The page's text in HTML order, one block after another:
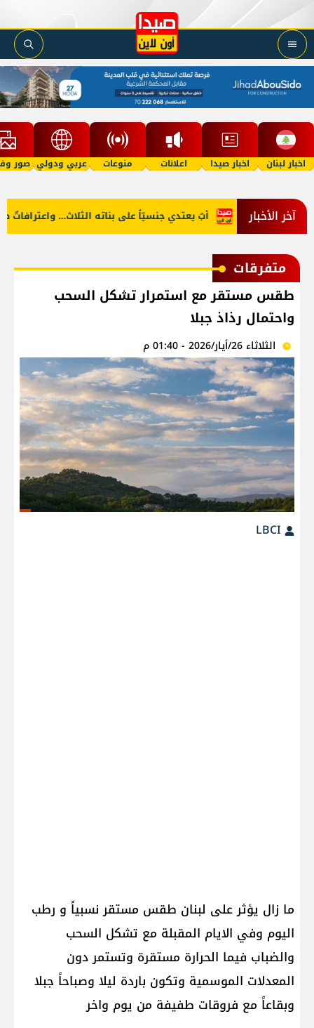
اخبار لبنان اخبار صيدا اعلانات منوعات عربي ودولي صور
آخر الأخبار أبٌ يعتدي جنسيّاً على بناته الثلاث… واعترافاتٌ البنزين؟
متفرقات
طقس مستقر مع استمرار تشكل السحب
واحتمال رذاذ جبلا
الثلاثاء 26/أيار/2026 - 01:40 م
ما زال يؤثر على لبنان‎ طقس مستقر نسبياً و رطب
اليوم وفي الايام المقبلة مع تشكل السحب
والضباب فيما الحرارة مستقرة وتستمر دون
المعدلات الموسمية وتكون باردة ليلا وصباحاً جبلا
وبقاعاً مع فروقات طفيفة من يوم واخر